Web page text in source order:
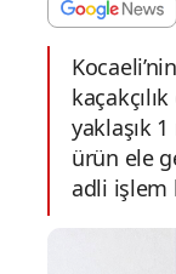
yaklaşık
ürün ele
adli işlem